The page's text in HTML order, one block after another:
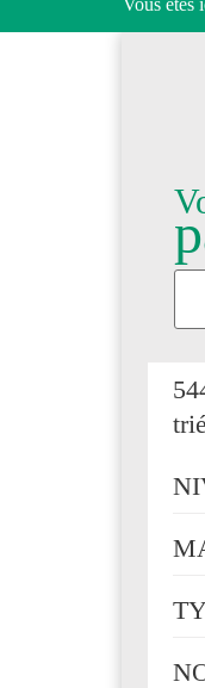
Vous êtes